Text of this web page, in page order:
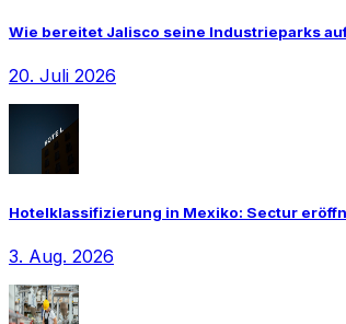
Wie bereitet Jalisco seine Industrieparks
20. Juli 2026
Hotelklassifizierung in Mexiko: Sectur
3. Aug. 2026